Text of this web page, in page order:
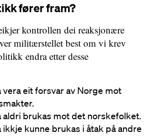
fører fram?
kontrollen dei reaksjonære
militærstellet best om vi krev
endra etter desse
eit forsvar av Norge mot
brukas mot det norskefolket.
kunne brukas i åtak på andre